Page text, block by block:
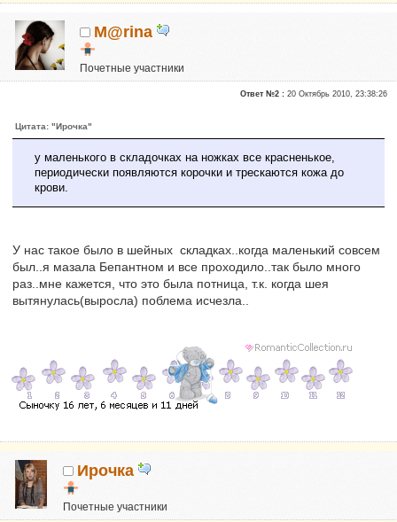
M@rina
Почетные участники
Сказали "Спасибо": 2
Ответ №2 :20 Октябрь 2010, 23:38:26
Цитата: "Ирочка"
у маленького в складочках на ножках все красненькое,
периодически появляются корочки и трескаются кожа до
крови.
У нас такое было в шейных складках..когда маленький совсем
был..я мазала Бепантном и все проходило..так было много
раз..мне кажется, что это была потница, т.к. когда шея
вытянулась(выросла) поблема исчезла..
Ирочка
Почетные участники